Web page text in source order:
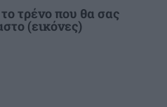
Πυροσβεστικής στη
σε εγκαταστάσεις
τρένο που θα σας
(εικόνες)